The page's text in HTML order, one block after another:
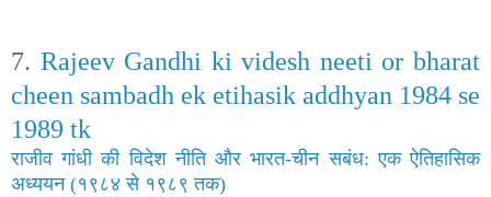
7. Rajeev Gandhi ki videsh neeti or bharat
cheen sambadh ek etihasik addhyan 1984 se
1989 tk
राजीव गांधी की विदेश नीति और भारत-चीन सबंध: एकऐतिहासिक
अध्ययन (१९८४ से १९८९ तक)